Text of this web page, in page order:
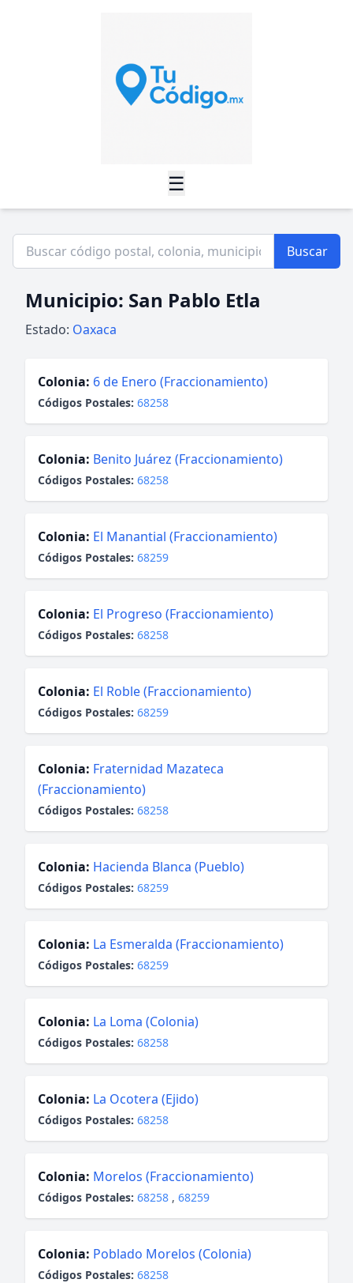
☰
Buscar
Municipio: San Pablo Etla
Estado: Oaxaca
Colonia: 6 de Enero (Fraccionamiento)
Códigos Postales: 68258
Colonia: Benito Juárez (Fraccionamiento)
Códigos Postales: 68258
Colonia: El Manantial (Fraccionamiento)
Códigos Postales: 68259
Colonia: El Progreso (Fraccionamiento)
Códigos Postales: 68258
Colonia: El Roble (Fraccionamiento)
Códigos Postales: 68259
Colonia: Fraternidad Mazateca
(Fraccionamiento)
Códigos Postales: 68258
Colonia: Hacienda Blanca (Pueblo)
Códigos Postales: 68259
Colonia: La Esmeralda (Fraccionamiento)
Códigos Postales: 68259
Colonia: La Loma (Colonia)
Códigos Postales: 68258
Colonia: La Ocotera (Ejido)
Códigos Postales: 68258
Colonia: Morelos (Fraccionamiento)
Códigos Postales: 68258 , 68259
Colonia: Poblado Morelos (Colonia)
Códigos Postales: 68258